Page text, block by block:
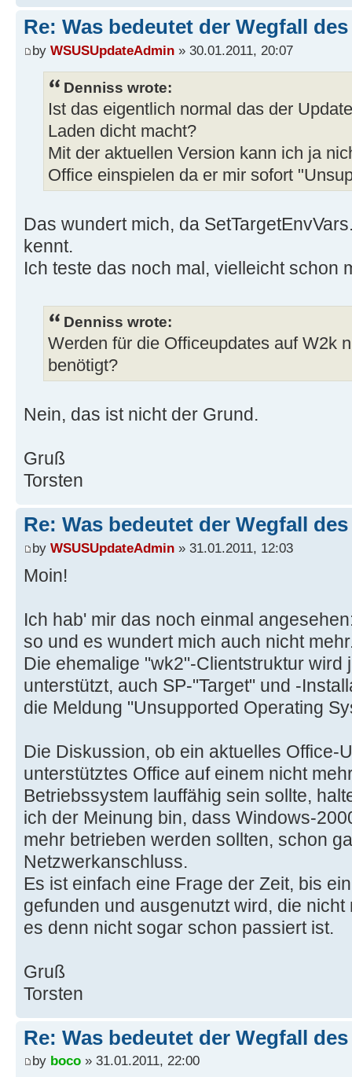
Re: Was bedeutet der Wegfall
by WSUSUpdateAdmin » 30.01.2011, 20:07
Denniss wrote:
Ist das eigentlich normal das der
Laden dicht macht?
Mit der aktuellen Version kann ich ja
Office einspielen da er mir sofort
Das wundert mich, da
kennt.
Ich teste das noch mal, vielleicht schon
Denniss wrote:
Werden für die Officeupdates auf W2k
benötigt?
Nein, das ist nicht der Grund.
Gruß
Torsten
Re: Was bedeutet der Wegfall
by WSUSUpdateAdmin » 31.01.2011, 12:03
Moin!
Ich hab' mir das noch einmal
so und es wundert mich auch nicht
Die ehemalige "wk2"-Clientstruktur wird
unterstützt, auch SP-"Target" und -
die Meldung "Unsupported Operating
Die Diskussion, ob ein aktuelles Office-
unterstütztes Office auf einem nicht
Betriebssystem lauffähig sein sollte,
ich der Meinung bin, dass Windows-
mehr betrieben werden sollten, schon
Netzwerkanschluss.
Es ist einfach eine Frage der Zeit, bis
gefunden und ausgenutzt wird, die
es denn nicht sogar schon passiert ist.
Gruß
Torsten
Re: Was bedeutet der Wegfall
by boco » 31.01.2011, 22:00